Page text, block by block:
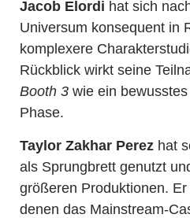
Jacob Elordi hat sich
Universum konsequent in
komplexere
Rückblick wirkt seine
Booth 3 wie ein
Phase.
Taylor Zakhar Perez hat
als Sprungbrett genutzt
größeren Produktionen.
denen das Mainstream-